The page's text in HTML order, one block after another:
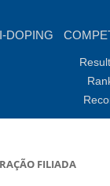
DOPING
FILIADA